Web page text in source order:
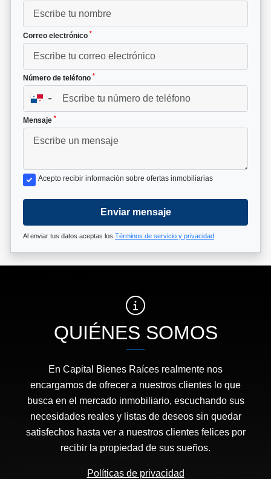
Correo electrónico *
Número de teléfono *
▼
Mensaje *
Acepto recibir información sobre ofertas inmobiliarias
Enviar mensaje
Al enviar tus datos aceptas los Términos de servicio y privacidad
QUIÉNES SOMOS
En Capital Bienes Raíces realmente nos
encargamos de ofrecer a nuestros clientes lo que
busca en el mercado inmobiliario, escuchando sus
necesidades reales y listas de deseos sin quedar
satisfechos hasta ver a nuestros clientes felices por
recibir la propiedad de sus sueños.
Políticas de privacidad